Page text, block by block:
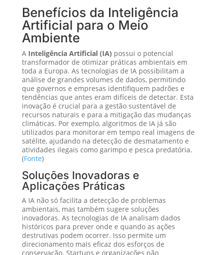
Benefícios da Inteligência
Artificial para o Meio
Ambiente
A Inteligência Artificial (IA) possui o potencial
transformador de otimizar práticas ambientais em
toda a Europa. As tecnologias de IA possibilitam a
análise de grandes volumes de dados, permitindo
que governos e empresas identifiquem padrões e
tendências que antes eram difíceis de detectar. Esta
inovação é crucial para a gestão sustentável de
recursos naturais e para a mitigação das mudanças
climáticas. Por exemplo, algoritmos de IA já são
utilizados para monitorar em tempo real imagens de
satélite, ajudando na detecção de desmatamento e
atividades ilegais como garimpo e pesca predatória.
(Fonte)
Soluções Inovadoras e
Aplicações Práticas
A IA não só facilita a detecção de problemas
ambientais, mas também sugere soluções
inovadoras. As tecnologias de IA analisam dados
históricos para prever onde e quando as ações
destrutivas podem ocorrer. Isso permite um
direcionamento mais eficaz dos esforços de
conservação. Startups e organizações não